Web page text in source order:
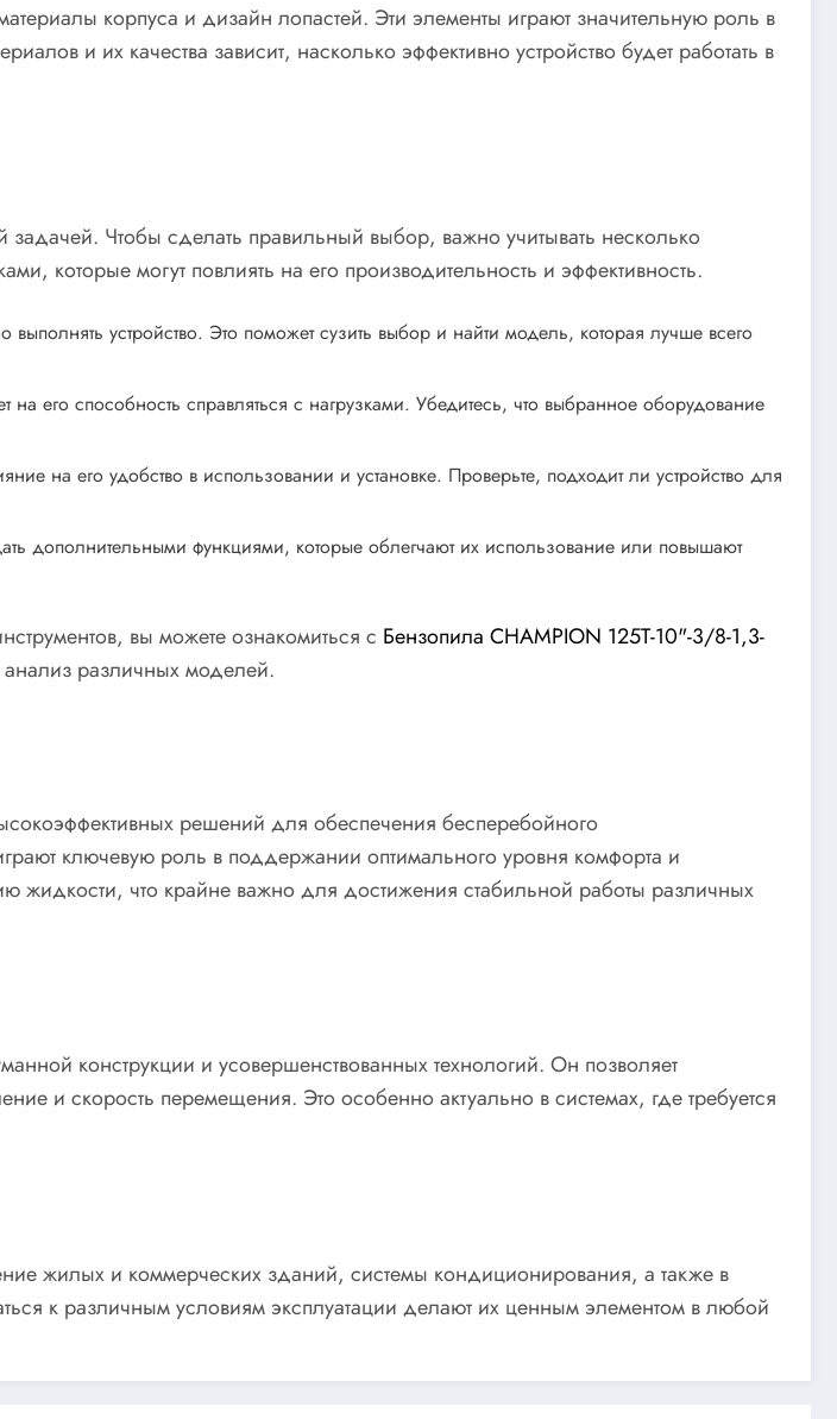
корпуса и дизайн лопастей. Эти элементы играют значительную роль в
и их качества зависит, насколько эффективно устройство будет работать в
Чтобы сделать правильный выбор, важно учитывать несколько
которые могут повлиять на его производительность и эффективность.
устройство. Это поможет сузить выбор и найти модель, которая лучше всего
его способность справляться с нагрузками. Убедитесь, что выбранное оборудование
на его удобство в использовании и установке. Проверьте, подходит ли устройство для
дополнительными функциями, которые облегчают их использование или повышают
вы можете ознакомиться с Бензопила CHAMPION 125T-10"-3/8-1,3-
различных моделей.
решений для обеспечения бесперебойного
ключевую роль в поддержании оптимального уровня комфорта и
жидкости, что крайне важно для достижения стабильной работы различных
конструкции и усовершенствованных технологий. Он позволяет
и скорость перемещения. Это особенно актуально в системах, где требуется
жилых и коммерческих зданий, системы кондиционирования, а также в
к различным условиям эксплуатации делают их ценным элементом в любой